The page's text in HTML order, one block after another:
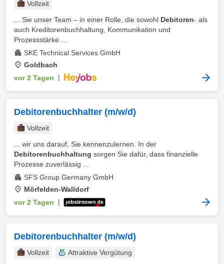
Vollzeit
... Sie unser Team – in einer Rolle, die sowohl Debitoren- als
auch Kreditorenbuchhaltung, Kommunikation und
Prozessstärke ...
SKE Technical Services GmbH
Goldbach
vor 2 Tagen
Debitorenbuchhalter (m/w/d)
Vollzeit
... wir uns darauf, Sie kennenzulernen. In der
Debitorenbuchhaltung sorgen Sie dafür, dass finanzielle
Prozesse zuverlässig ...
SFS Group Germany GmbH
Mörfelden-Walldorf
vor 2 Tagen
Debitorenbuchhalter (m/w/d)
Vollzeit
Attraktive Vergütung